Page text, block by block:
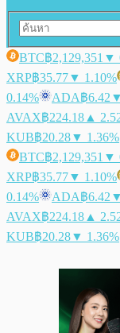
BTC฿2,129,351 ▼
XRP฿35.77▼ 1.10%
0.14%
ADA฿6.42
AVAX฿224.18 ▲
KUB฿20.28▼ 1.36%
BTC฿2,129,351 ▼
XRP฿35.77▼ 1.10%
0.14%
ADA฿6.42
AVAX฿224.18 ▲
KUB฿20.28▼ 1.36%